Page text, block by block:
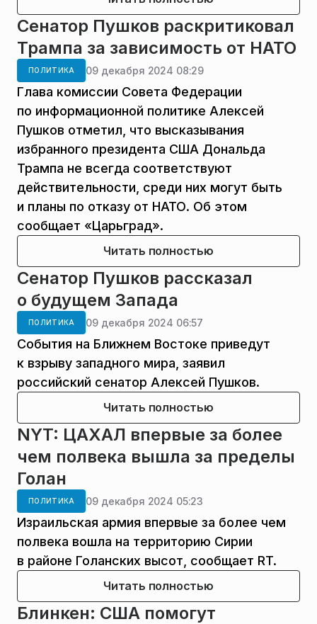
Сенатор Пушков раскритиковал
Трампа за зависимость от НАТО
ПОЛИТИКА 09 декабря 2024 08:29
Глава комиссии Совета Федерации
по информационной политике Алексей
Пушков отметил, что высказывания
избранного президента США Дональда
Трампа не всегда соответствуют
действительности, среди них могут быть
и планы по отказу от НАТО. Об этом
сообщает «Царьград».
Читать полностью
Сенатор Пушков рассказал
о будущем Запада
ПОЛИТИКА 09 декабря 2024 06:57
События на Ближнем Востоке приведут
к взрыву западного мира, заявил
российский сенатор Алексей Пушков.
Читать полностью
NYT: ЦАХАЛ впервые за более
чем полвека вышла за пределы
Голан
ПОЛИТИКА 09 декабря 2024 05:23
Израильская армия впервые за более чем
полвека вошла на территорию Сирии
в районе Голанских высот, сообщает RT.
Читать полностью
Блинкен: США помогут